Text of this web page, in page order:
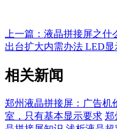
上一篇：液晶拼接屏之
出台扩大内需办法 LED显
相关新闻
郑州液晶拼接屏：广告机
室，只有基本显示要求 郑